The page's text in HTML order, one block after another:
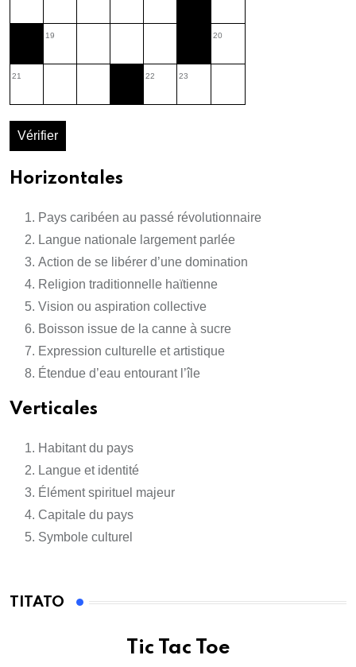
19 20
21 22 23
Vérifier
Horizontales
Pays caribéen au passé révolutionnaire
Langue nationale largement parlée
Action de se libérer d’une domination
Religion traditionnelle haïtienne
Vision ou aspiration collective
Boisson issue de la canne à sucre
Expression culturelle et artistique
Étendue d’eau entourant l’île
Verticales
Habitant du pays
Langue et identité
Élément spirituel majeur
Capitale du pays
Symbole culturel
TITATO
Tic Tac Toe